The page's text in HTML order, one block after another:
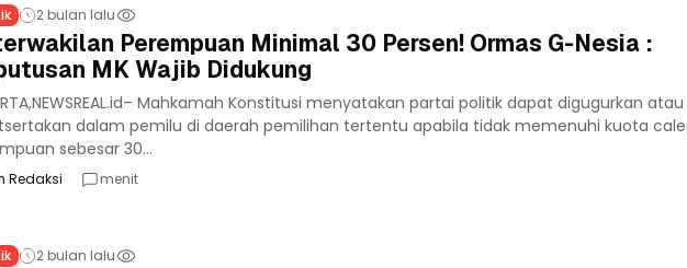
2 bulan lalu
Perempuan Minimal 30 Persen! Ormas G-Nesia :
MK Wajib Didukung
Mahkamah Konstitusi menyatakan partai politik dapat digugurkan
dalam pemilu di daerah pemilihan tertentu apabila tidak memenuhi kuota
sebesar 30...
Redaksi menit
2 bulan lalu